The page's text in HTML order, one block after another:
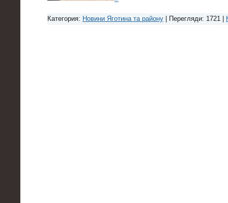
Категория: Новини Яготина та району | Перегляди: 1721 |